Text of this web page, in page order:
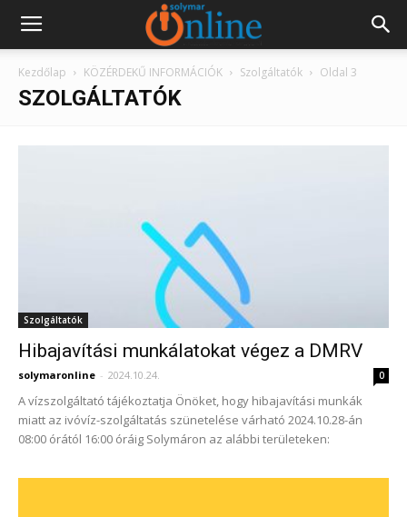
Kezdőlap KÖZÉRDEKŰ INFORMÁCIÓK Szolgáltatók Oldal 3
SZOLGÁLTATÓK
Szolgáltatók
Hibajavítási munkálatokat végez a DMRV
solymaronline - 2024.10.24. 0
A vízszolgáltató tájékoztatja Önöket, hogy hibajavítási munkák
miatt az ivóvíz-szolgáltatás szünetelése várható 2024.10.28-án
08:00 órától 16:00 óráig Solymáron az alábbi területeken: